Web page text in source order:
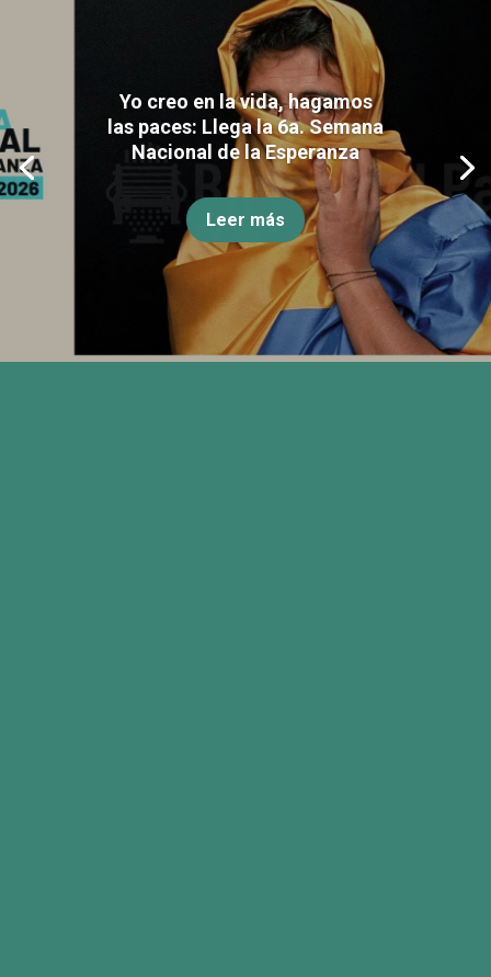
Yo creo en la vida, hagamos
las paces: Llega la 6a. Semana
Nacional de la Esperanza
Leer más